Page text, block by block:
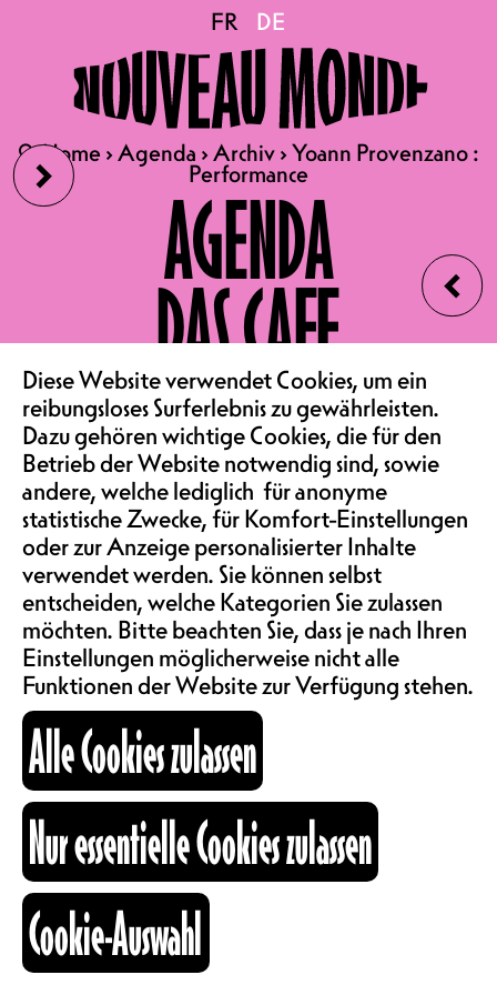
›
‹
FR DE
🔍Home ›Agenda ›Archiv ›Yoann Provenzano :
Performance
AGENDA
DAS CAFE
VEREIN & COMMUNITY
SAALMIETE
ABOS & TARIFE
INFORMATIONEN
KARTOGRAPHIE
SUCHE
Kulturraum
FR DE
🔍Home ›Agenda ›Archiv ›Yoann Provenzano :
Performance
Yoann Provenzano :
Performance
04.06.2026
YOANN PROVENZANO -
"PERFORMANCE"
COMEDY | KONZERTSAAL
MEMBER 23.-,
NORMALPREIS 28.-,
EMPFOHLENER PREIS 35.-
„Sein durch Schein, das scheint die
Herausforderung zu sein“ – dieses
Zitat findet sich auf dem Instagram-
Account @desmotsetdesmaux_off27,
geschrieben über einem Foto einer
Zebraherde, die den orangefarbenen
Horizont der untergehenden Sonne
durchbricht.
Yoann Provenzano kehrt mit einer
brandneuen Show zurück:
PERFORMANCE.
Der Komiker nimmt die Diktatur
des zur Schau gestellten Erfolgs, der
angepriesenen Leistung und einer
dritten Sache, die sich auf -ée reimt,
ins Visier (siehe französische
Übersetzung).
In Zeiten der sozialen Netzwerke
war es noch nie so einfach, zu
Diese Website verwendet Cookies, um ein
reibungsloses Surferlebnis zu gewährleisten.
Dazu gehören wichtige Cookies, die für den
Betrieb der Website notwendig sind, sowie
andere, welche lediglich für anonyme
statistische Zwecke, für Komfort-Einstellungen
oder zur Anzeige personalisierter Inhalte
verwendet werden. Sie können selbst
entscheiden, welche Kategorien Sie zulassen
möchten. Bitte beachten Sie, dass je nach Ihren
Einstellungen möglicherweise nicht alle
Funktionen der Website zur Verfügung stehen.
Alle Cookies zulassen
Nur essentielle Cookies zulassen
Cookie-Auswahl